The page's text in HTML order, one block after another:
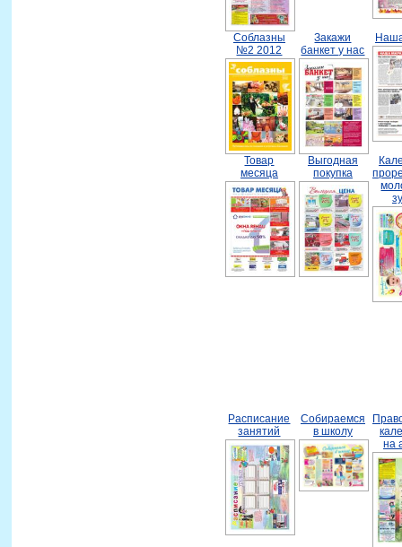
Соблазны
№2 2012
Закажи
банкет у нас
Товар
месяца
Выгодная
покупка
Расписание
занятий
Собираемся
в школу
на